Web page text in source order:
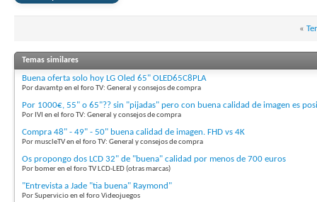
«
Temas similares
Buena oferta solo hoy LG Oled 65" OLED65C8PLA
Por davamtp en el foro TV: General y consejos de compra
Por 1000€, 55" o 65"?? sin "pijadas" pero con buena calidad de imagen es
Por IVI en el foro TV: General y consejos de compra
Compra 48" - 49" - 50" buena calidad de imagen. FHD vs 4K
Por muscleTV en el foro TV: General y consejos de compra
Os propongo dos LCD 32" de "buena" calidad por menos de 700 euros
Por bomer en el foro TV LCD-LED (otras marcas)
"Entrevista a Jade "tia buena" Raymond"
Por Supervicio en el foro Videojuegos